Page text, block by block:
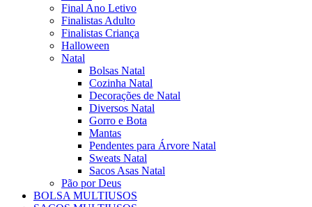
Final Ano Letivo
Finalistas Adulto
Finalistas Criança
Halloween
Natal
Bolsas Natal
Cozinha Natal
Decorações de Natal
Diversos Natal
Gorro e Bota
Mantas
Pendentes para Árvore Natal
Sweats Natal
Sacos Asas Natal
Pão por Deus
BOLSA MULTIUSOS